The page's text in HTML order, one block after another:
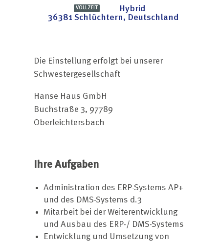
VOLLZEIT
Hybrid
36381 Schlüchtern, Deutschland
Die Einstellung erfolgt bei unserer
Schwestergesellschaft
Hanse Haus GmbH
Buchstraße 3, 97789
Oberleichtersbach
Ihre Aufgaben
Administration des ERP-Systems AP+
und des DMS-Systems d.3
Mitarbeit bei der Weiterentwicklung
und Ausbau des ERP-/ DMS-Systems
Entwicklung und Umsetzung von